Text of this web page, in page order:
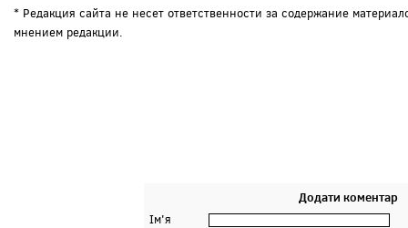
* Редакция сайта не несет ответственности за содержание
мнением редакции.
Додати коментар
Ім'я